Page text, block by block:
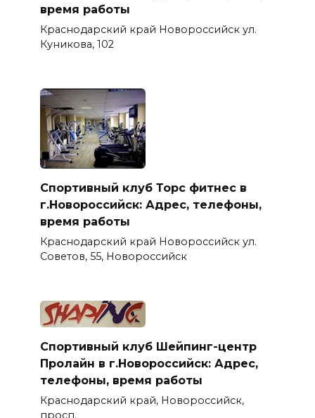
время работы
Краснодарский край Новороссийск ул.
Куникова, 102
Спортивный клуб Торс фитнес в
г.Новороссийск: Адрес, телефоны,
время работы
Краснодарский край Новороссийск ул.
Советов, 55, Новороссийск
Спортивный клуб Шейпинг-центр
Пролайн в г.Новороссийск: Адрес,
телефоны, время работы
Краснодарский край, Новороссийск,
просп.